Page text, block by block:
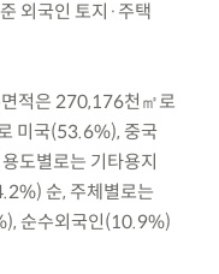
외국인 토지·주택
면적은 270,176천㎡로
미국(53.6%), 중국
도별로는 기타용지
순, 주체별로는
순수외국인(10.9%)